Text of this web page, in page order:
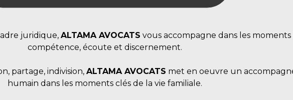
juridique, ALTAMA AVOCATS vous accompagne dans les
compétence, écoute et discernement.
partage, indivision, ALTAMA AVOCATS met en oeuvre un
humain dans les moments clés de la vie familiale.